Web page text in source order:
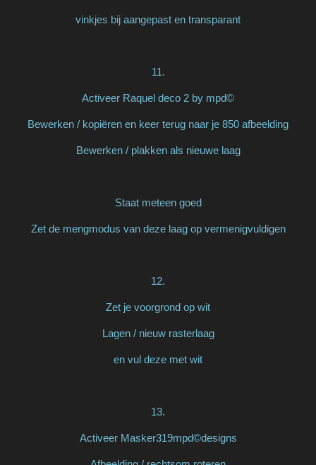
vinkjes bij aangepast en transparant
11.
Activeer Raquel deco 2 by mpd©
Bewerken / kopiëren en keer terug naar je 850 afbeelding
Bewerken / plakken als nieuwe laag
Staat meteen goed
Zet de mengmodus van deze laag op vermenigvuldigen
12.
Zet je voorgrond op wit
Lagen / nieuw rasterlaag
en vul deze met wit
13.
Activeer Masker319mpd©designs